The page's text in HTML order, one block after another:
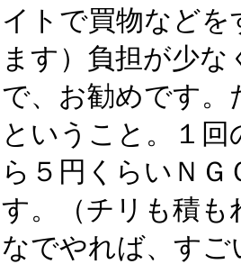
イトで買物など
ます）負担が少
で、お勧めです。
ということ。１
ら５円くらいＮ
す。（チリも積も
なでやれば、す